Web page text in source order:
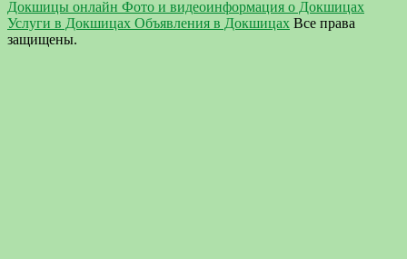
Докшицы онлайн Фото и видеоинформация о Докшицах
Услуги в Докшицах Объявления в Докшицах Все права
защищены.